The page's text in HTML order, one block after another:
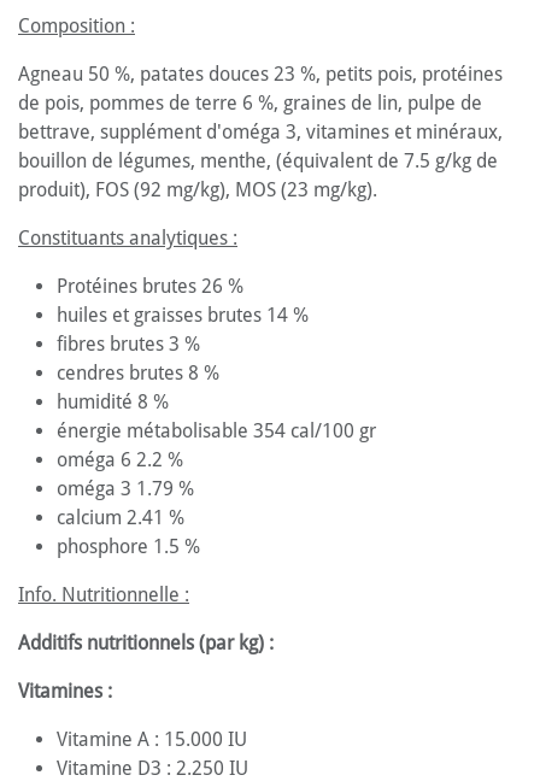
Composition :
Agneau 50 %, patates douces 23 %, petits pois, protéines
de pois, pommes de terre 6 %, graines de lin, pulpe de
bettrave, supplément d'oméga 3, vitamines et minéraux,
bouillon de légumes, menthe, (équivalent de 7.5 g/kg de
produit), FOS (92 mg/kg), MOS (23 mg/kg).
Constituants analytiques :
Protéines brutes 26 %
huiles et graisses brutes 14 %
fibres brutes 3 %
cendres brutes 8 %
humidité 8 %
énergie métabolisable 354 cal/100 gr
oméga 6 2.2 %
oméga 3 1.79 %
calcium 2.41 %
phosphore 1.5 %
Info. Nutritionnelle :
Additifs nutritionnels (par kg) :
Vitamines :
Vitamine A : 15.000 IU
Vitamine D3 : 2.250 IU